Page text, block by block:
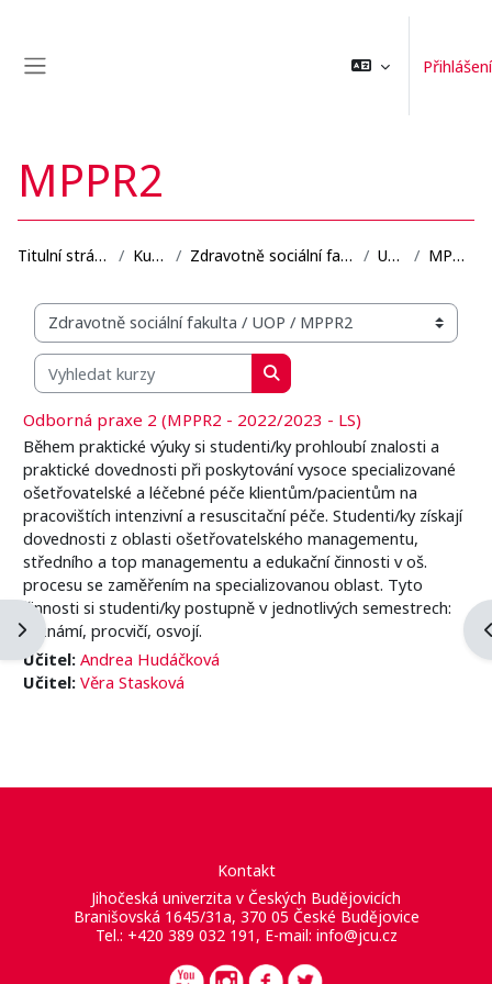
Přihlášení
Otevřít panel bloku
MPPR2
Titulní stránka Kurzy Zdravotně sociální fakulta UOP MPPR2
Organizační struktura kurzů
Vyhledat kurzy
Vyhledat kurzy
Odborná praxe 2 (MPPR2 - 2022/2023 - LS)
Během praktické výuky si studenti/ky prohloubí znalosti a
praktické dovednosti při poskytování vysoce specializované
ošetřovatelské a léčebné péče klientům/pacientům na
pracovištích intenzivní a resuscitační péče. Studenti/ky získají
dovednosti z oblasti ošetřovatelského managementu,
středního a top managementu a edukační činnosti v oš.
procesu se zaměřením na specializovanou oblast. Tyto
činnosti si studenti/ky postupně v jednotlivých semestrech:
seznámí, procvičí, osvojí.
Učitel: Andrea Hudáčková
Učitel: Věra Stasková
Kontakt
Jihočeská univerzita v Českých Budějovicích
Branišovská 1645/31a, 370 05 České Budějovice
Tel.: +420 389 032 191, E-mail: info@jcu.cz